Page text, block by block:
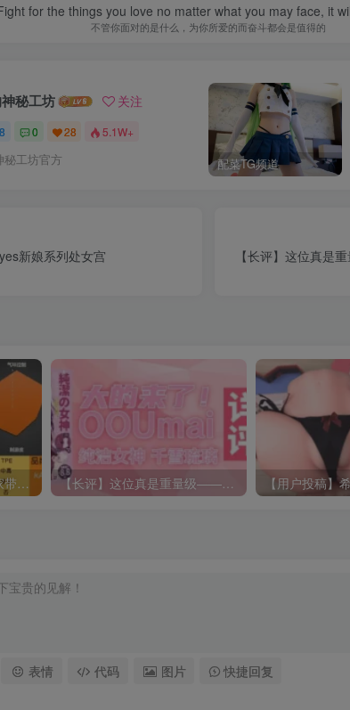
for the things you love no matter what you may face, it
不管你面对的是什么，为你所爱的而奋斗都会是值得的
秘工坊 关注
0 28 5.1W+
秘工坊官方 配菜TG频道
新娘系列处女宫
【长评】这位真是
大出血，我自掏腰包给大家带来——KAGUYANO新品蜂蜜芥末酱倔强款测评
表情 代码 图片 快捷回复